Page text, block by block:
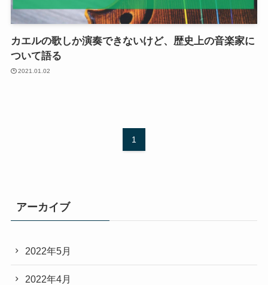
カエルの歌しか演奏できないけど、歴史上の音楽家に
ついて語る
2021.01.02
1
アーカイブ
2022年5月
2022年4月